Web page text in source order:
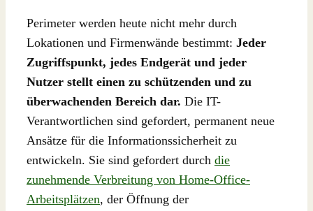
Perimeter werden heute nicht mehr durch
Lokationen und Firmenwände bestimmt: Jeder
Zugriffspunkt, jedes Endgerät und jeder
Nutzer stellt einen zu schützenden und zu
überwachenden Bereich dar. Die IT-
Verantwortlichen sind gefordert, permanent neue
Ansätze für die Informationssicherheit zu
entwickeln. Sie sind gefordert durch die
zunehmende Verbreitung von Home-Office-
Arbeitsplätzen, der Öffnung der